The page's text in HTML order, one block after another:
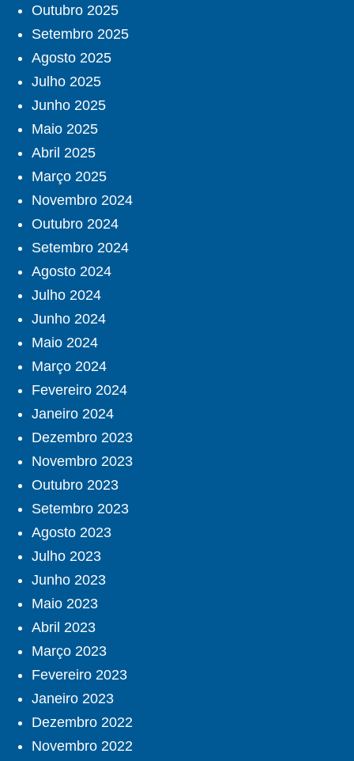
Outubro 2025
Setembro 2025
Agosto 2025
Julho 2025
Junho 2025
Maio 2025
Abril 2025
Março 2025
Novembro 2024
Outubro 2024
Setembro 2024
Agosto 2024
Julho 2024
Junho 2024
Maio 2024
Março 2024
Fevereiro 2024
Janeiro 2024
Dezembro 2023
Novembro 2023
Outubro 2023
Setembro 2023
Agosto 2023
Julho 2023
Junho 2023
Maio 2023
Abril 2023
Março 2023
Fevereiro 2023
Janeiro 2023
Dezembro 2022
Novembro 2022